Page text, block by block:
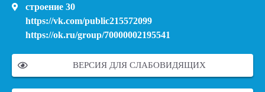
строение 30
https://vk.com/public215572099
https://ok.ru/group/70000002195541
ВЕРСИЯ ДЛЯ СЛАБОВИДЯЩИХ